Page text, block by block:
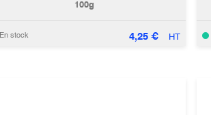
100g
En stock 4,25€ HT